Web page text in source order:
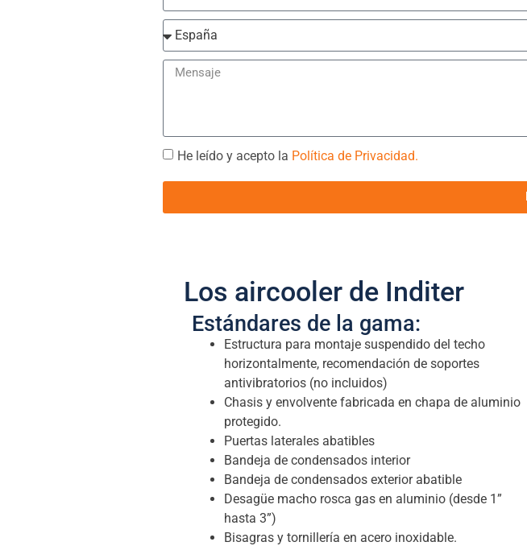
He leído y acepto la Política de Privacidad.
Los aircooler de Inditer
Estándares de la gama:
Estructura para montaje suspendido del techo
horizontalmente, recomendación de soportes
antivibratorios (no incluidos)
Chasis y envolvente fabricada en chapa de aluminio
protegido.
Puertas laterales abatibles
Bandeja de condensados interior
Bandeja de condensados exterior abatible
Desagüe macho rosca gas en aluminio (desde 1”
hasta 3”)
Bisagras y tornillería en acero inoxidable.